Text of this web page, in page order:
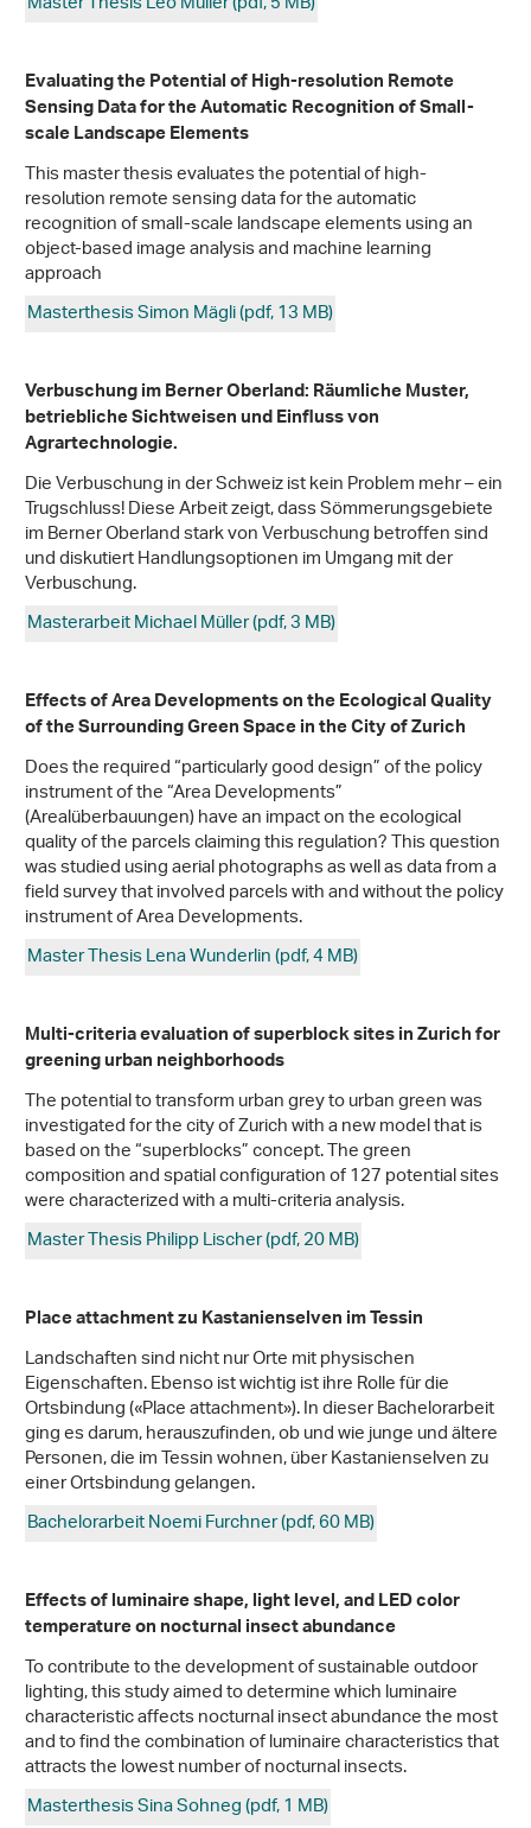
Evaluating the Potential of High-resolution Remote
Sensing Data for the Automatic Recognition of Small-
scale Landscape Elements
This master thesis evaluates the potential of high-
resolution remote sensing data for the automatic
recognition of small-scale landscape elements using an
object-based image analysis and machine learning
approach
Masterthesis Simon Mägli (pdf, 13 MB)
Verbuschung im Berner Oberland: Räumliche Muster,
betriebliche Sichtweisen und Einfluss von
Agrartechnologie.
Die Verbuschung in der Schweiz ist kein Problem mehr – ein
Trugschluss! Diese Arbeit zeigt, dass Sömmerungsgebiete
im Berner Oberland stark von Verbuschung betroffen sind
und diskutiert Handlungsoptionen im Umgang mit der
Verbuschung.
Masterarbeit Michael Müller (pdf, 3 MB)
Effects of Area Developments on the Ecological Quality
of the Surrounding Green Space in the City of Zurich
Does the required “particularly good design” of the policy
instrument of the “Area Developments”
(Arealüberbauungen) have an impact on the ecological
quality of the parcels claiming this regulation? This question
was studied using aerial photographs as well as data from a
field survey that involved parcels with and without the policy
instrument of Area Developments.
Master Thesis Lena Wunderlin (pdf, 4 MB)
Multi-criteria evaluation of superblock sites in Zurich for
greening urban neighborhoods
The potential to transform urban grey to urban green was
investigated for the city of Zurich with a new model that is
based on the “superblocks” concept. The green
composition and spatial configuration of 127 potential sites
were characterized with a multi-criteria analysis.
Master Thesis Philipp Lischer (pdf, 20 MB)
Place attachment zu Kastanienselven im Tessin
Landschaften sind nicht nur Orte mit physischen
Eigenschaften. Ebenso ist wichtig ist ihre Rolle für die
Ortsbindung («Place attachment»). In dieser Bachelorarbeit
ging es darum, herauszufinden, ob und wie junge und ältere
Personen, die im Tessin wohnen, über Kastanienselven zu
einer Ortsbindung gelangen.
Bachelorarbeit Noemi Furchner (pdf, 60 MB)
Effects of luminaire shape, light level, and LED color
temperature on nocturnal insect abundance
To contribute to the development of sustainable outdoor
lighting, this study aimed to determine which luminaire
characteristic affects nocturnal insect abundance the most
and to find the combination of luminaire characteristics that
attracts the lowest number of nocturnal insects.
Masterthesis Sina Sohneg (pdf, 1 MB)